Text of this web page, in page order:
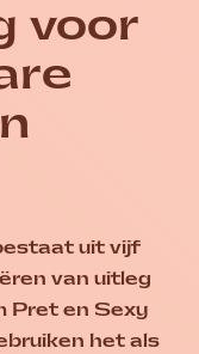
voor
uit vijf
van uitleg
Pret en Sexy
het als